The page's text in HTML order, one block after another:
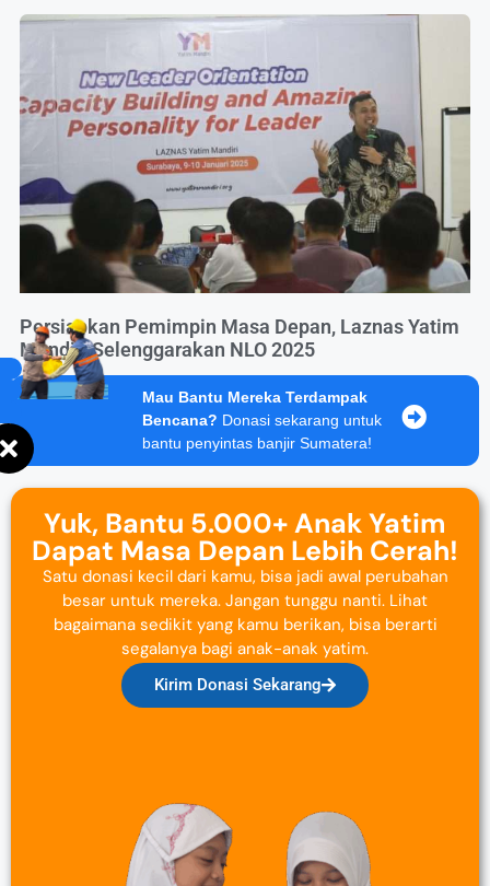
Persiapkan Pemimpin Masa Depan, Laznas Yatim
Mandiri Selenggarakan NLO 2025
Mau Bantu Mereka Terdampak
Bencana? Donasi sekarang untuk
bantu penyintas banjir Sumatera!
Yuk, Bantu 5.000+ Anak Yatim
Dapat Masa Depan Lebih Cerah!
Satu donasi kecil dari kamu, bisa jadi awal perubahan
besar untuk mereka. Jangan tunggu nanti. Lihat
bagaimana sedikit yang kamu berikan, bisa berarti
segalanya bagi anak-anak yatim.
Kirim Donasi Sekarang